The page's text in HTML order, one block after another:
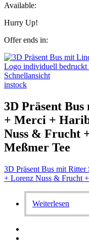
Available:
Hurry Up!
Offer ends in:
Schnellansicht
instock
3D Präsent
+ Merci +
Nuss & Frucht
Meßmer Tee
3D Präsent Bus mit
+ Lorenz Nuss & Frucht
Weiterlesen